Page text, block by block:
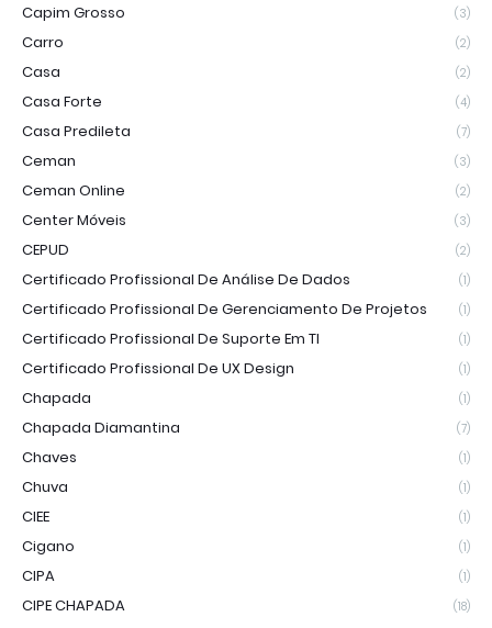
Capim Grosso (3)
Carro (2)
Casa (2)
Casa Forte (4)
Casa Predileta (7)
Ceman (3)
Ceman Online (2)
Center Móveis (3)
CEPUD (2)
Certificado Profissional De Análise De Dados (1)
Certificado Profissional De Gerenciamento De Projetos (1)
Certificado Profissional De Suporte Em TI (1)
Certificado Profissional De UX Design (1)
Chapada (1)
Chapada Diamantina (7)
Chaves (1)
Chuva (1)
CIEE (1)
Cigano (1)
CIPA (1)
CIPE CHAPADA (18)